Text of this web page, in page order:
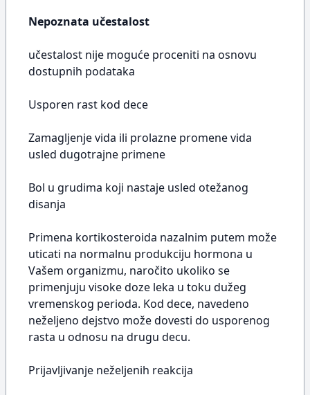
Nepoznata učestalost
učestalost nije moguće proceniti na osnovu
dostupnih podataka
Usporen rast kod dece
Zamagljenje vida ili prolazne promene vida
usled dugotrajne primene
Bol u grudima koji nastaje usled otežanog
disanja
Primena kortikosteroida nazalnim putem može
uticati na normalnu produkciju hormona u
Vašem organizmu, naročito ukoliko se
primenjuju visoke doze leka u toku dužeg
vremenskog perioda. Kod dece, navedeno
neželjeno dejstvo može dovesti do usporenog
rasta u odnosu na drugu decu.
Prijavljivanje neželjenih reakcija